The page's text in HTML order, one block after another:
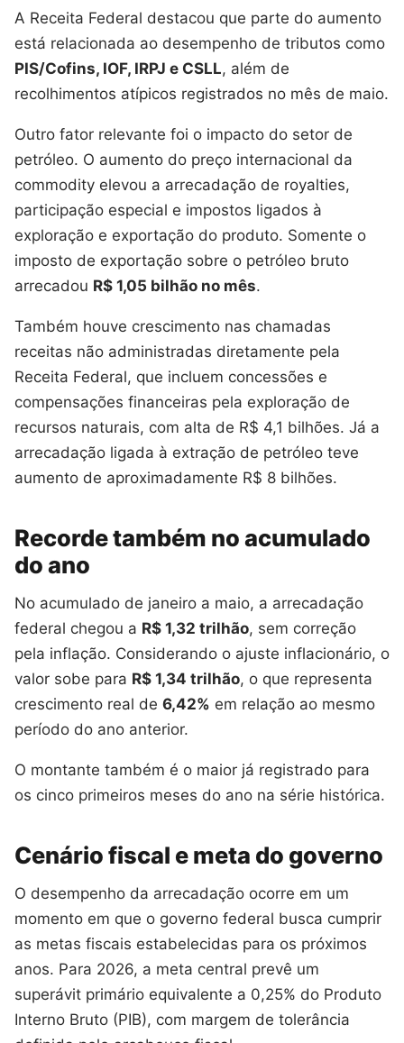
A Receita Federal destacou que parte do aumento
está relacionada ao desempenho de tributos como
PIS/Cofins, IOF, IRPJ e CSLL, além de
recolhimentos atípicos registrados no mês de maio.
Outro fator relevante foi o impacto do setor de
petróleo. O aumento do preço internacional da
commodity elevou a arrecadação de royalties,
participação especial e impostos ligados à
exploração e exportação do produto. Somente o
imposto de exportação sobre o petróleo bruto
arrecadou R$ 1,05 bilhão no mês.
Também houve crescimento nas chamadas
receitas não administradas diretamente pela
Receita Federal, que incluem concessões e
compensações financeiras pela exploração de
recursos naturais, com alta de R$ 4,1 bilhões. Já a
arrecadação ligada à extração de petróleo teve
aumento de aproximadamente R$ 8 bilhões.
Recorde também no acumulado
do ano
No acumulado de janeiro a maio, a arrecadação
federal chegou a R$ 1,32 trilhão, sem correção
pela inflação. Considerando o ajuste inflacionário, o
valor sobe para R$ 1,34 trilhão, o que representa
crescimento real de 6,42% em relação ao mesmo
período do ano anterior.
O montante também é o maior já registrado para
os cinco primeiros meses do ano na série histórica.
Cenário fiscal e meta do governo
O desempenho da arrecadação ocorre em um
momento em que o governo federal busca cumprir
as metas fiscais estabelecidas para os próximos
anos. Para 2026, a meta central prevê um
superávit primário equivalente a 0,25% do Produto
Interno Bruto (PIB), com margem de tolerância